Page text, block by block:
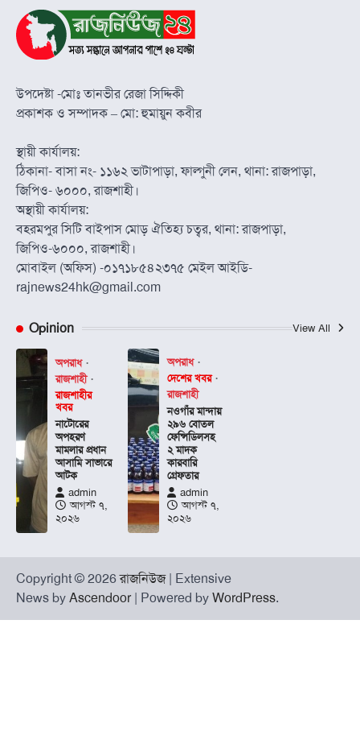
উপদেষ্টা -মোঃ তানভীর রেজা সিদ্দিকী
প্রকাশক ও সম্পাদক – মো: হুমায়ুন কবীর
স্থায়ী কার্যালয়:
ঠিকানা- বাসা নং- ১১৬২ ভাটাপাড়া, ফাল্গুনী লেন, থানা: রাজপাড়া,
জিপিও- ৬০০০, রাজশাহী।
অস্থায়ী কার্যালয়:
বহরমপুর সিটি বাইপাস মোড় ঐতিহ্য চত্বর, থানা: রাজপাড়া,
জিপিও-৬০০০, রাজশাহী।
মোবাইল (অফিস) -০১৭১৮৫৪২৩৭৫ মেইল আইডি-
rajnews24hk@gmail.com
Opinion View All
অপরাধ
রাজশাহী
রাজশাহীর
খবর
নাটোরের
অপহরণ
মামলার প্রধান
আসামি সাভারে
আটক
admin
আগস্ট ৭,
২০২৬
অপরাধ
দেশের খবর
রাজশাহী
নওগাঁর মান্দায়
২৯৬ বোতল
ফেন্সিডিলসহ
২ মাদক
কারবারি
গ্রেফতার
admin
আগস্ট ৭,
২০২৬
Copyright © 2026রাজনিউজ| Extensive
News by Ascendoor| Powered by WordPress.